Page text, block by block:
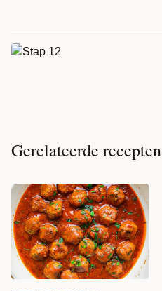
Gerelateerde recepten